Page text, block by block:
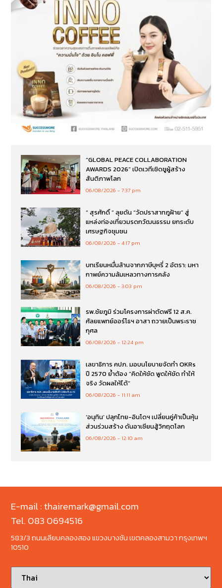
“GLOBAL PEACE COLLABORATION
AWARDS 2026” เปิดเวทีเชิดชูผู้สร้าง
สันติภาพโลก
06/08/2026 7:37 pm
“ สุรศักดิ์ ” ลุยดัน “วัดปราสาทภูฝ้าย” สู่
แหล่งท่องเที่ยวมรดกวัฒนธรรม ยกระดับ
เศรษฐกิจชุมชน
06/08/2026 4:17 pm
บทเรียนหมื่นล้านจากภาษีบุหรี่ 2 อัตรา: มหา
กาพย์ความล้มเหลวทางการคลัง
06/08/2026 3:03 pm
รพ.ชัยภูมิ ร่วมโครงการผ่าตัดฟรี 12 ส.ค.
ศัลยแพทย์ออร์โธฯ อาสา ถวายเป็นพระราช
กุศล
06/08/2026 12:24 pm
เลขาธิการ คปภ. มอบนโยบายจัดทำ OKRs
ปี 2570 ย้ำต้อง “คิดให้ชัด พูดให้ชัด ทำให้
จริง วัดผลให้ได้”
06/08/2026 11:11 am
‘อนุทิน’ ปลุกไทย-อินโดฯ เปลี่ยนคู่ค้าเป็นหุ้น
ส่วนร่วมสร้าง ดันอาเซียนสู้วิกฤตโลก
06/08/2026 12:10 am
E-mail : thairemark@gmail.com
Tel. 083 0694516
583/3 ถนนเลียบคลองสอง แขวงบางชัน เขตคลองสามวา กรุงเทพฯ
10510